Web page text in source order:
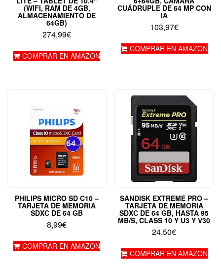
(WIFI, RAM DE 4GB,
ALMACENAMIENTO DE
64GB)
274,99€
COMPRAR EN AMAZON
CUÁDRUPLE DE 64 MP CON
IA
103,97€
COMPRAR EN AMAZON
PHILIPS MICRO SD C10 –
TARJETA DE MEMORIA
SDXC DE 64 GB
8,99€
COMPRAR EN AMAZON
SANDISK EXTREME PRO –
TARJETA DE MEMORIA
SDXC DE 64 GB, HASTA 95
MB/S, CLASS 10 Y U3 Y V30
24,50€
COMPRAR EN AMAZON